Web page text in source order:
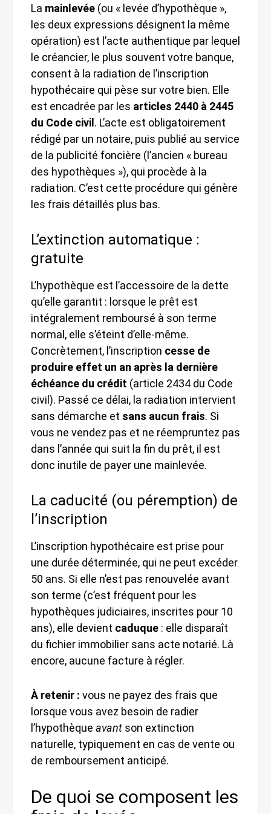
La mainlevée (ou « levée d’hypothèque »,
les deux expressions désignent la même
opération) est l’acte authentique par lequel
le créancier, le plus souvent votre banque,
consent à la radiation de l’inscription
hypothécaire qui pèse sur votre bien. Elle
est encadrée par les articles 2440 à 2445
du Code civil. L’acte est obligatoirement
rédigé par un notaire, puis publié au service
de la publicité foncière (l’ancien « bureau
des hypothèques »), qui procède à la
radiation. C’est cette procédure qui génère
les frais détaillés plus bas.
L’extinction automatique :
gratuite
L’hypothèque est l’accessoire de la dette
qu’elle garantit : lorsque le prêt est
intégralement remboursé à son terme
normal, elle s’éteint d’elle-même.
Concrètement, l’inscription cesse de
produire effet un an après la dernière
échéance du crédit (article 2434 du Code
civil). Passé ce délai, la radiation intervient
sans démarche et sans aucun frais. Si
vous ne vendez pas et ne réempruntez pas
dans l’année qui suit la fin du prêt, il est
donc inutile de payer une mainlevée.
La caducité (ou péremption) de
l’inscription
L’inscription hypothécaire est prise pour
une durée déterminée, qui ne peut excéder
50 ans. Si elle n’est pas renouvelée avant
son terme (c’est fréquent pour les
hypothèques judiciaires, inscrites pour 10
ans), elle devient caduque : elle disparaît
du fichier immobilier sans acte notarié. Là
encore, aucune facture à régler.
À retenir : vous ne payez des frais que
lorsque vous avez besoin de radier
l’hypothèque avant son extinction
naturelle, typiquement en cas de vente ou
de remboursement anticipé.
De quoi se composent les